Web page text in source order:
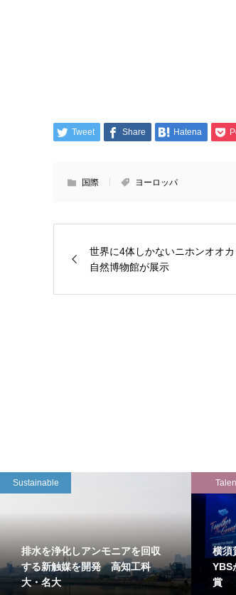
Tweet Share Hatena
国際 ヨーロッパ
世界に4体しかないニホンオオ
自然博物館が展示
Sustainable
排水を浄化しアンモニアを回収
する新触媒を開発 高知工科
大・名大
横須
YBS
賞